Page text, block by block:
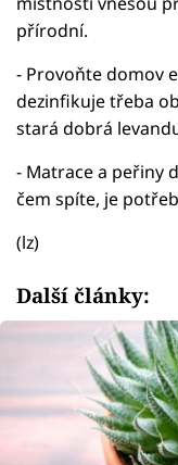
přírodní.
- Provoňte domov
dezinfikuje třeba
stará dobrá
- Matrace a peřiny
čem spíte, je
(lz)
Další články: